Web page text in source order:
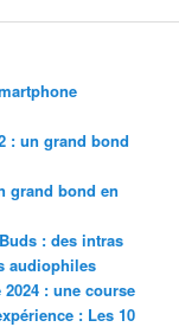
: un grand bond
grand bond en
: des intras
audiophiles
2024 : une course
: Les 10